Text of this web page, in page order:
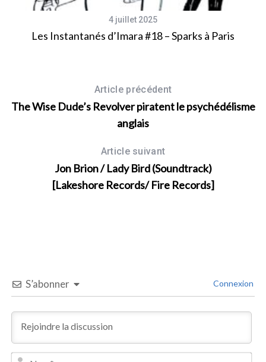
4 juillet 2025
Les Instantanés d’Imara #18 – Sparks à Paris
Article précédent
The Wise Dude’s Revolver piratent le psychédélisme
anglais
Article suivant
Jon Brion / Lady Bird (Soundtrack)
[Lakeshore Records/ Fire Records]
S’abonner Connexion